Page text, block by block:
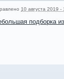
10 августа 2019 -
подборка